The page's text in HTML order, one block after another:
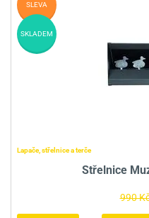
Lapače, střelnice a terče
Střelnice
990
SLEVA
SKLADEM